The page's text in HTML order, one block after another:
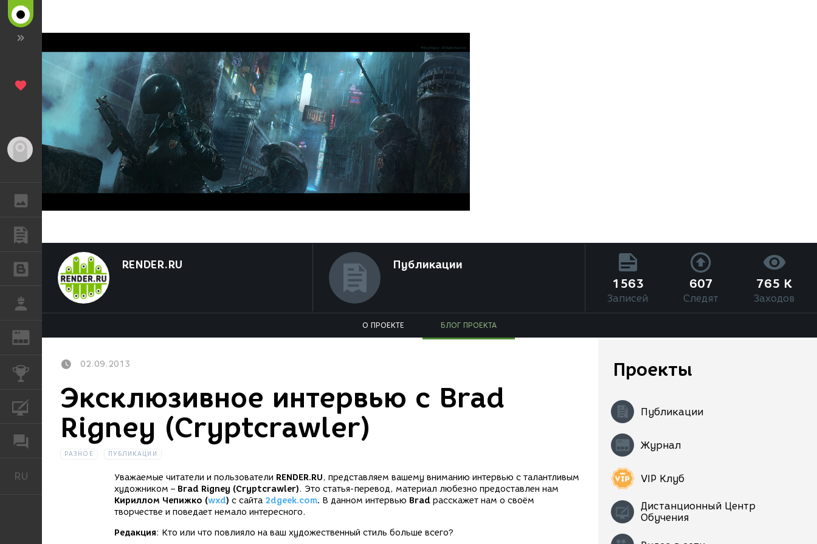
Гость
БЛОГИ
РАБОТА
REN ЖУРНАЛ
КОНКУРСЫ
КУРСЫ
ФОРУМ
RU
RENDER.RU Публикации
1563
Записей
607
Следят
765 K
Заходов
О ПРОЕКТЕ БЛОГ ПРОЕКТА
Проекты
Публикации
Журнал
VIP Клуб
Дистанционный Центр
Обучения
02.09.2013
Эксклюзивное интервью с Brad
Rigney (Cryptcrawler)
РАЗНОЕ ПУБЛИКАЦИИ
Уважаемые читатели и пользователи RENDER.RU, представляем вашему вниманию интервью с талантливым
художником – Brad Rigney (Cryptcrawler). Это статья-перевод, материал любезно предоставлен нам
Кириллом Чепижко (wxd) с сайта 2dgeek.com. В данном интервью Brad расскажет нам о своём
творчестве и поведает немало интересного.
Редакция: Кто или что повлияло на ваш художественный стиль больше всего?